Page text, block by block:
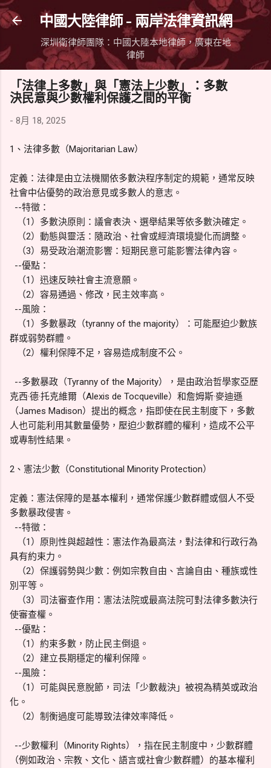
跳到主要內容
中國大陸律師 - 兩岸法律資訊網
深圳衛律師團隊：中國大陸本地律師，廣東在地
律師
「法律上多數」與「憲法上少數」：多數
決民意與少數權利保護之間的平衡
- 8月 18, 2025
1、法律多數（Majoritarian Law）
定義：法律是由立法機關依多數決程序制定的規範，通常反映
社會中佔優勢的政治意見或多數人的意志。
--特徵：
（1）多數決原則：議會表決、選舉結果等依多數決確定。
（2）動態與靈活：隨政治、社會或經濟環境變化而調整。
（3）易受政治潮流影響：短期民意可能影響法律內容。
--優點：
（1）迅速反映社會主流意願。
（2）容易通過、修改，民主效率高。
--風險：
（1）多數暴政（tyranny of the majority）：可能壓迫少數族
群或弱勢群體。
（2）權利保障不足，容易造成制度不公。
--多數暴政（Tyranny of the Majority），是由政治哲學家亞歷
克西·德·托克維爾（Alexis de Tocqueville）和詹姆斯·麥迪遜
（James Madison）提出的概念，指即使在民主制度下，多數
人也可能利用其數量優勢，壓迫少數群體的權利，造成不公平
或專制性結果。
2、憲法少數（Constitutional Minority Protection）
定義：憲法保障的是基本權利，通常保護少數群體或個人不受
多數暴政侵害。
--特徵：
（1）原則性與超越性：憲法作為最高法，對法律和行政行為
具有約束力。
（2）保護弱勢與少數：例如宗教自由、言論自由、種族或性
別平等。
（3）司法審查作用：憲法法院或最高法院可對法律多數決行
使審查權。
--優點：
（1）約束多數，防止民主倒退。
（2）建立長期穩定的權利保障。
--風險：
（1）可能與民意脫節，司法「少數裁決」被視為精英或政治
化。
（2）制衡過度可能導致法律效率降低。
--少數權利（Minority Rights），指在民主制度中，少數群體
（例如政治、宗教、文化、語言或社會少數群體）的基本權利